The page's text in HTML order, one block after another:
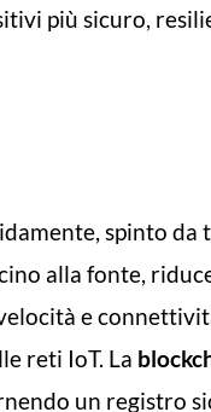
più sicuro,
spinto da
alla fonte,
e
reti IoT. La
un registro